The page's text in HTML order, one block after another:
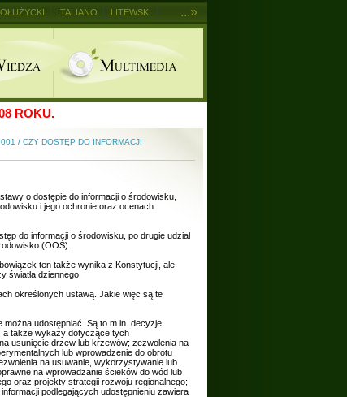
ROKU.
/ CZY DOSTĘP DO INFORMACJI
o dostępie do informacji o środowisku,
i jego ochronie oraz ocenach
do informacji o środowisku, po drugie udział
(OOŚ).
ten także wynika z Konstytucji, ale
światła dziennego.
określonych ustawą. Jakie więc są te
udostępniać. Są to m.in. decyzje
a także wykazy dotyczące tych
usunięcie drzew lub krzewów; zezwolenia na
lub wprowadzenie do obrotu
na usuwanie, wykorzystywanie lub
na wprowadzanie ścieków do wód lub
oraz projekty strategii rozwoju regionalnego;
podlegających udostępnieniu zawiera
...»
ITALIANO LITEWSKI